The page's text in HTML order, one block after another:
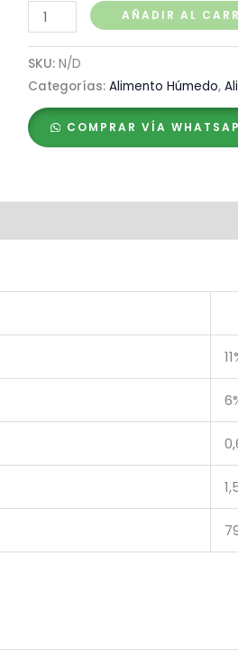
Clauder's
Selected
Meat
Rind
(Ternera)
cantidad
AÑADIR AL
SKU: N/D
Categorías: Alimento Húmedo,
COMPRAR VÍA